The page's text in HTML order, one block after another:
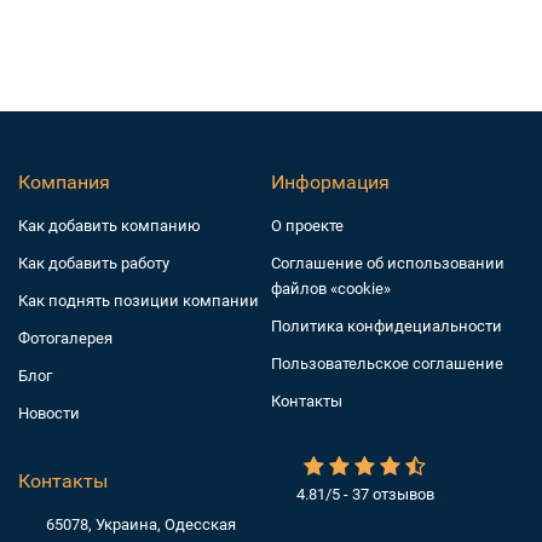
4.81/5 - 37 отзывов
Компания
Как добавить компанию
Как добавить работу
Как поднять позиции компании
Фотогалерея
Блог
Новости
Информация
О проекте
Соглашение об использовании
файлов «cookie»
Политика конфидециальности
Пользовательское соглашение
Контакты
Контакты
65078, Украина, Одесская